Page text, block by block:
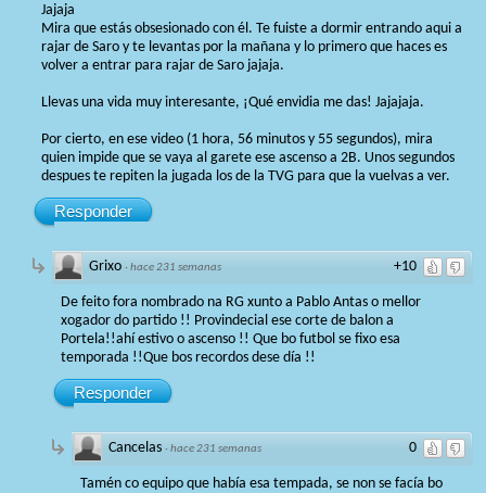
Jajaja
Mira que estás obsesionado con él. Te fuiste a dormir entrando aqui a
rajar de Saro y te levantas por la mañana y lo primero que haces es
volver a entrar para rajar de Saro jajaja.
Llevas una vida muy interesante, ¡Qué envidia me das! Jajajaja.
Por cierto, en ese video (1 hora, 56 minutos y 55 segundos), mira
quien impide que se vaya al garete ese ascenso a 2B. Unos segundos
despues te repiten la jugada los de la TVG para que la vuelvas a ver.
Responder
+10
Grixo ·hace 231 semanas
De feito fora nombrado na RG xunto a Pablo Antas o mellor
xogador do partido !! Provindecial ese corte de balon a
Portela!!ahí estivo o ascenso !! Que bo futbol se fixo esa
temporada !!Que bos recordos dese día !!
Responder
0
Cancelas ·hace 231 semanas
Tamén co equipo que había esa tempada, se non se facía bo